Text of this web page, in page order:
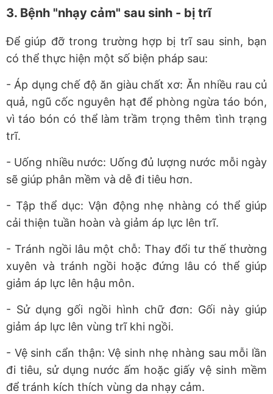
3. Bệnh "nhạy cảm" sau sinh - bị trĩ
Để giúp đỡ trong trường hợp bị trĩ sau sinh, bạn
có thể thực hiện một số biện pháp sau:
- Áp dụng chế độ ăn giàu chất xơ: Ăn nhiều rau củ
quả, ngũ cốc nguyên hạt để phòng ngừa táo bón,
vì táo bón có thể làm trầm trọng thêm tình trạng
trĩ.
- Uống nhiều nước: Uống đủ lượng nước mỗi ngày
sẽ giúp phân mềm và dễ đi tiêu hơn.
- Tập thể dục: Vận động nhẹ nhàng có thể giúp
cải thiện tuần hoàn và giảm áp lực lên trĩ.
- Tránh ngồi lâu một chỗ: Thay đổi tư thế thường
xuyên và tránh ngồi hoặc đứng lâu có thể giúp
giảm áp lực lên hậu môn.
- Sử dụng gối ngồi hình chữ đơn: Gối này giúp
giảm áp lực lên vùng trĩ khi ngồi.
- Vệ sinh cẩn thận: Vệ sinh nhẹ nhàng sau mỗi lần
đi tiêu, sử dụng nước ấm hoặc giấy vệ sinh mềm
để tránh kích thích vùng da nhạy cảm.